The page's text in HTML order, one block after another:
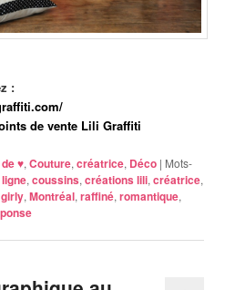
:
de vente Lili Graffiti
♥,Couture,créatrice, Déco | Mots-
,coussins,créations lili,créatrice,
girly,Montréal,raffiné,romantique,